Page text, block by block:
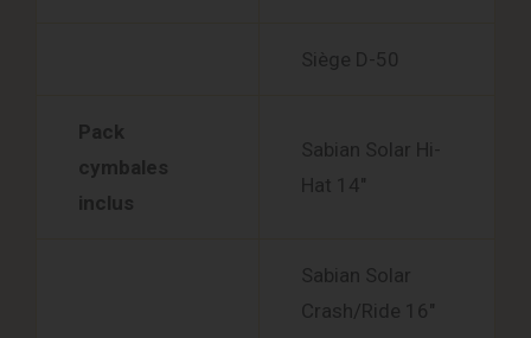
Siège D-50
Pack
cymbales
inclus
Sabian Solar Hi-
Hat 14″
Sabian Solar
Crash/Ride 16″